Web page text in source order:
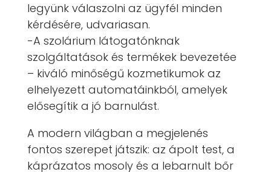
legyünk válaszolni az ügyfél minden
kérdésére, udvariasan.
-A szolárium látogatónknak
szolgáltatások és termékek bevezetée
– kiváló minőségű kozmetikumok az
elhelyezett automatáinkból, amelyek
elősegítik a jó barnulást.
​​​​​​​A modern világban a megjelenés
fontos szerepet játszik: az ápolt test, a
káprázatos mosoly és a lebarnult bőr